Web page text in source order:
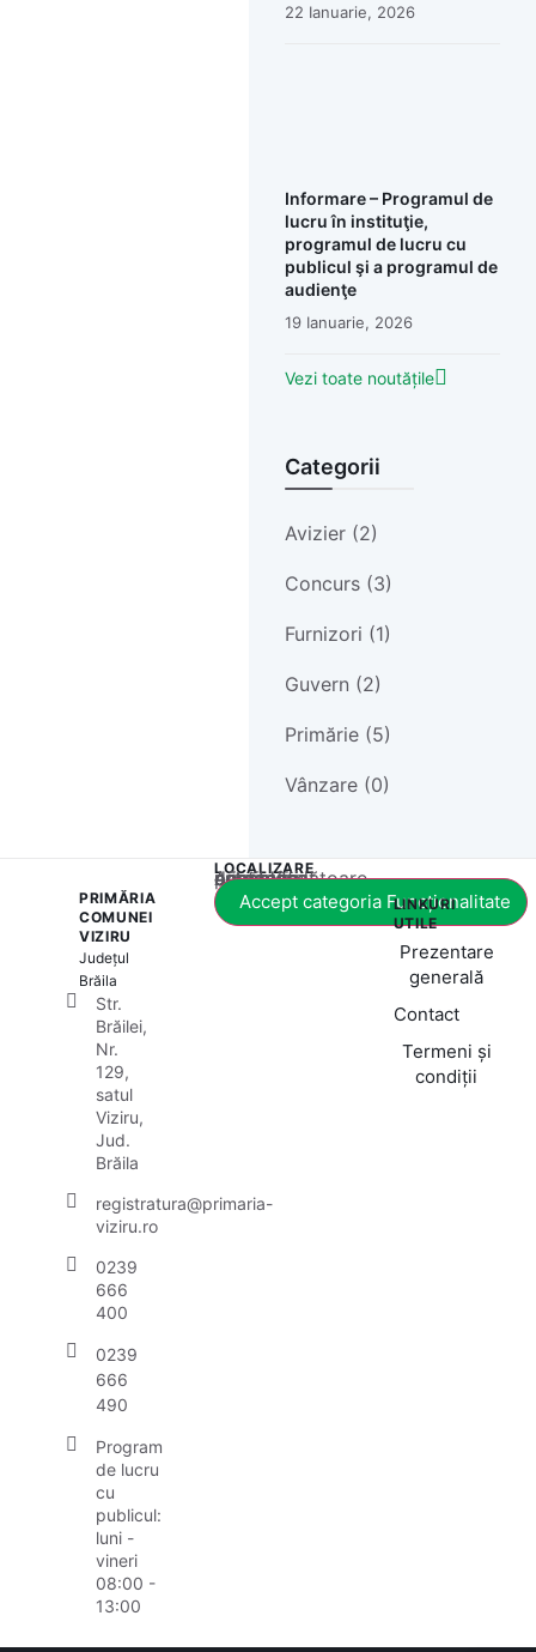
22 Ianuarie, 2026
Informare – Programul de
lucru în instituţie,
programul de lucru cu
publicul şi a programul de
audienţe
19 Ianuarie, 2026
Vezi toate noutățile
Categorii
Avizier (2)
Concurs (3)
Furnizori (1)
Guvern (2)
Primărie (5)
Vânzare (0)
PRIMĂRIA
COMUNEI
VIZIRU
Județul
Brăila
Str.
Brăilei,
Nr.
129,
satul
Viziru,
Jud.
Brăila
registratura@primaria-
viziru.ro
0239
666
400
0239
666
490
Program
de lucru
cu
publicul:
luni -
vineri
08:00 -
13:00
LOCALIZARE
Acest conținut este blocat până când acceptați categoria corespunzătoare de cookie-uri.
Accept categoria Funcționalitate
LINKURI
UTILE
Prezentare
generală
Contact
Termeni și
condiții